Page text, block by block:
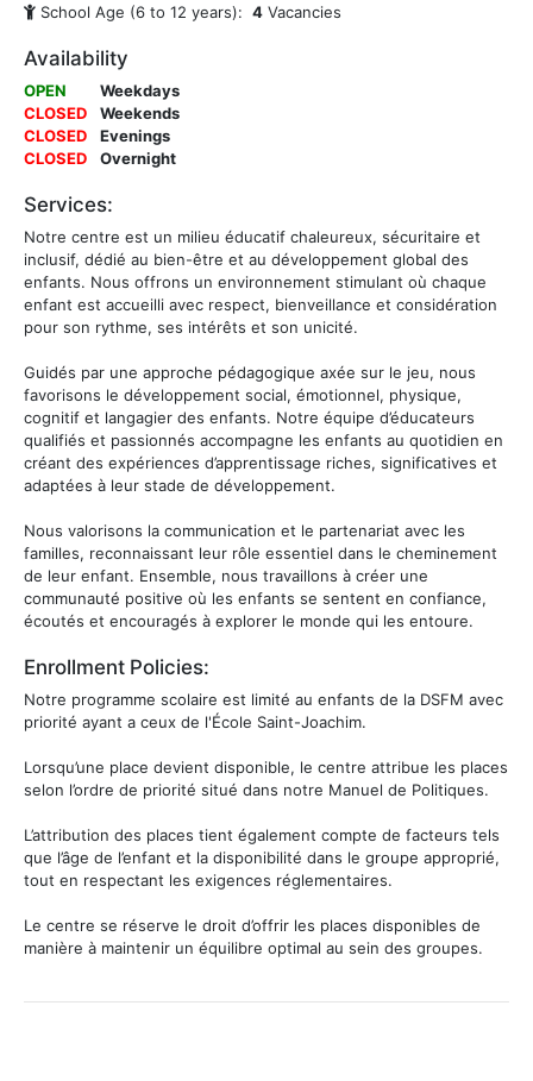
School Age (6 to 12 years): 4 Vacancies
Availability
OPEN
Weekdays
CLOSED
Weekends
CLOSED
Evenings
CLOSED
Overnight
Services:
Notre centre est un milieu éducatif chaleureux, sécuritaire et
inclusif, dédié au bien-être et au développement global des
enfants. Nous offrons un environnement stimulant où chaque
enfant est accueilli avec respect, bienveillance et considération
pour son rythme, ses intérêts et son unicité.
Guidés par une approche pédagogique axée sur le jeu, nous
favorisons le développement social, émotionnel, physique,
cognitif et langagier des enfants. Notre équipe d’éducateurs
qualifiés et passionnés accompagne les enfants au quotidien en
créant des expériences d’apprentissage riches, significatives et
adaptées à leur stade de développement.
Nous valorisons la communication et le partenariat avec les
familles, reconnaissant leur rôle essentiel dans le cheminement
de leur enfant. Ensemble, nous travaillons à créer une
communauté positive où les enfants se sentent en confiance,
écoutés et encouragés à explorer le monde qui les entoure.
Enrollment Policies:
Notre programme scolaire est limité au enfants de la DSFM avec
priorité ayant a ceux de l'École Saint-Joachim.
Lorsqu’une place devient disponible, le centre attribue les places
selon l’ordre de priorité situé dans notre Manuel de Politiques.
L’attribution des places tient également compte de facteurs tels
que l’âge de l’enfant et la disponibilité dans le groupe approprié,
tout en respectant les exigences réglementaires.
Le centre se réserve le droit d’offrir les places disponibles de
manière à maintenir un équilibre optimal au sein des groupes.